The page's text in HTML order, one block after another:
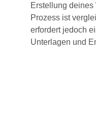
Erstellung
Prozess ist
erfordert jedoch
Unterlagen und